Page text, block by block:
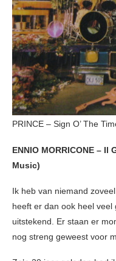
PRINCE – Sign O’ The
ENNIO MORRICONE – Il
Music)
Ik heb van niemand
heeft er dan ook heel
uitstekend. Er staan er
nog streng geweest voor